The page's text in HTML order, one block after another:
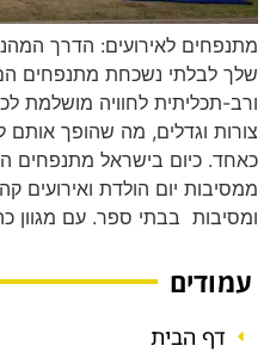
מתנפחים לאירועים: הדרך
שלך לבלתי נשכחת מתנפחים
ורב-תכליתית לחוויה מושלמת
צורות וגדלים, מה שהופך אותם
כאחד. כיום בישראל מתנפחים
ממסיבות יום הולדת ואירועים
ומסיבות בבתי ספר. עם מגוון
עמודים
דף הבית